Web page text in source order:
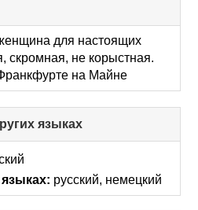
для настоящих
скромная, не корыстная.
на Майне
языках
to
contents
русский, немецкий